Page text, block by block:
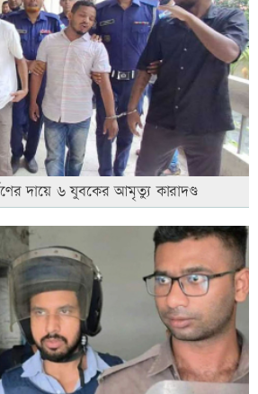
দায়ে ৬ যুবকের আমৃত্যু কারাদণ্ড